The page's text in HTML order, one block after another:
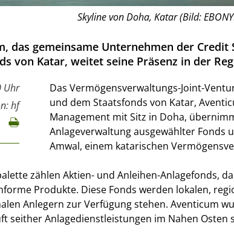
Skyline von Doha, Katar (Bild:
das gemeinsame Unternehmen der Credit
von Katar, weitet seine Präsenz in der
Uhr
hf
Das Vermögensverwaltungs-Joint-
und dem Staatsfonds von Katar,
Management mit Sitz in Doha,
Anlageverwaltung ausgewählter Fonds
Amwal, einem katarischen
zählen Aktien- und Anleihen-Anlagefonds,
Produkte. Diese Fonds werden lokalen,
Anlegern zur Verfügung stehen. Aventicum
seither Anlagedienstleistungen im Nahen Osten